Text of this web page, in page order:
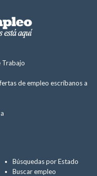
Trabajo
de empleo escríbanos a
Búsquedas por Estado
Buscar empleo